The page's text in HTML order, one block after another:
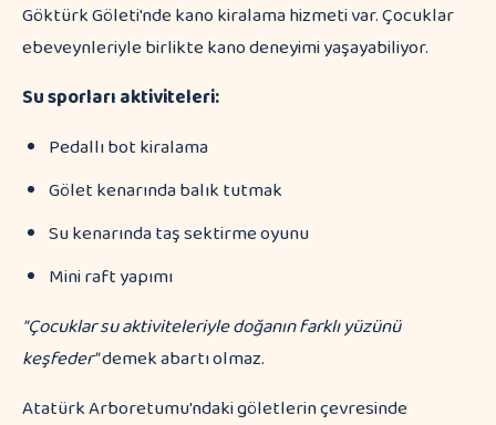
Göktürk Göleti'nde kano kiralama hizmeti var. Çocuklar
ebeveynleriyle birlikte kano deneyimi yaşayabiliyor.
Su sporları aktiviteleri:
Pedallı bot kiralama
Gölet kenarında balık tutmak
Su kenarında taş sektirme oyunu
Mini raft yapımı
"Çocuklar su aktiviteleriyle doğanın farklı yüzünü
keşfeder"demek abartı olmaz.
Atatürk Arboretumu'ndaki göletlerin çevresinde